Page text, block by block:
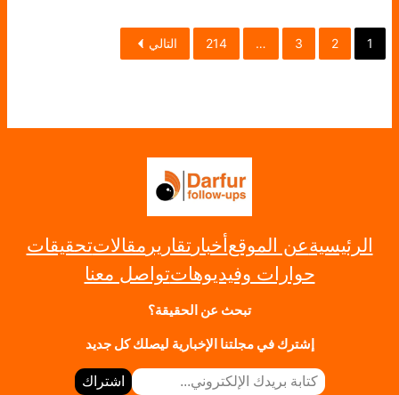
1
2
3
…
214 التالي
الرئيسيةعن الموقعأخبارتقارير مقالاتتحقيقات
حوارات وفيديوهاتتواصل معنا
تبحث عن الحقيقة؟
إشترك في مجلتنا الإخبارية ليصلك كل جديد
كتابة بريدك الإلكتروني…
اشتراك